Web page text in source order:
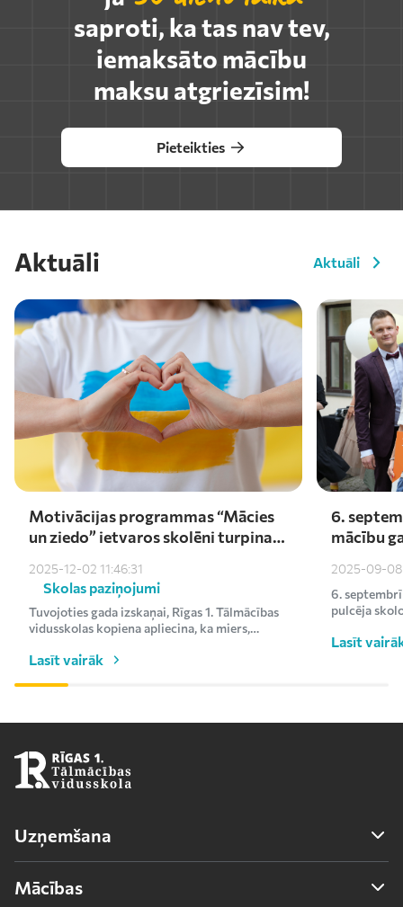
saproti, ka tas nav tev,
iemaksāto mācību
maksu atgriezīsim!
Pieteikties
Aktuāli Aktuāli
Motivācijas programmas “Mācies
un ziedo” ietvaros skolēni turpina
kārtējie €1000
2025-12-02 11:46:31
Skolas paziņojumi
Tuvojoties gada izskaņai, Rīgas 1. Tālmācības
vidusskolas kopiena apliecina, ka miers,
Lasīt vairāk
6.
mācību
2025-09-08
6. septembrī
pulcēja
Lasīt
Uzņemšana
Uzņemšanas noteikumi
Mācības